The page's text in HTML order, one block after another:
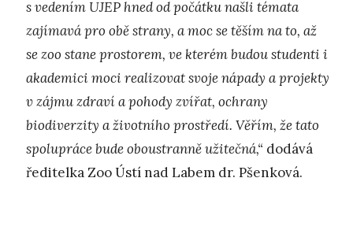
s vedením UJEP hned od počátku našli témata
zajímavá pro obě strany, a moc se těším na to, až
se zoo stane prostorem, ve kterém budou studenti i
akademici moci realizovat svoje nápady a projekty
v zájmu zdraví a pohody zvířat, ochrany
biodiverzity a životního prostředí. Věřím, že tato
spolupráce bude oboustranně užitečná,“ dodává
ředitelka Zoo Ústí nad Labem dr. Pšenková.